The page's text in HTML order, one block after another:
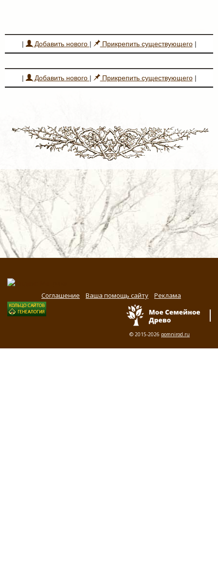
| Добавить нового | Прикрепить существующего|
| Добавить нового | Прикрепить существующего|
Соглашение Ваша помощь сайту Реклама
© 2015-2026 pomnirod.ru